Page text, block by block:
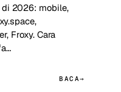
2026: mobile,
Froxy. Cara
BACA